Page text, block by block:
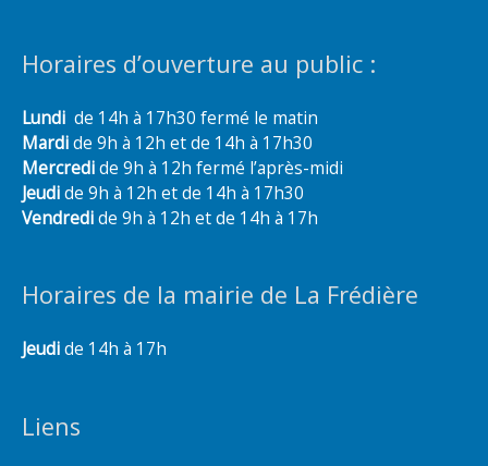
Horaires d’ouverture au public :
Lundi de 14h à 17h30 fermé le matin
Mardide 9h à 12h et de 14h à 17h30
Mercredide 9h à 12h fermé l’après-midi
Jeudide 9h à 12h et de 14h à 17h30
Vendredide 9h à 12h et de 14h à 17h
Horaires de la mairie de La Frédière
Jeudide 14h à 17h
Liens